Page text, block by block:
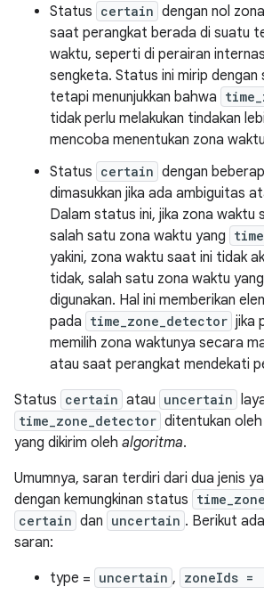
Status certain dengan nol
saat perangkat berada di suatu
waktu, seperti di perairan
sengketa. Status ini mirip
tetapi menunjukkan bahwa
tidak perlu melakukan tindakan
mencoba menentukan zona
Status certain dengan
dimasukkan jika ada ambiguitas
Dalam status ini, jika zona waktu
salah satu zona waktu yang
yakini, zona waktu saat ini tidak
tidak, salah satu zona waktu
digunakan. Hal ini memberikan
pada time_zone_detector jika
memilih zona waktunya secara
atau saat perangkat mendekati
Status certain atau uncertain
time_zone_detector ditentukan oleh
yang dikirim oleh algoritma.
Umumnya, saran terdiri dari dua jenis
dengan kemungkinan status
certain dan uncertain . Berikut
saran:
type = uncertain , zoneIds =